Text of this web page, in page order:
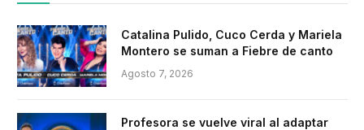
Catalina Pulido, Cuco Cerda y Mariela
Montero se suman a Fiebre de canto
Agosto 7, 2026
Profesora se vuelve viral al adaptar